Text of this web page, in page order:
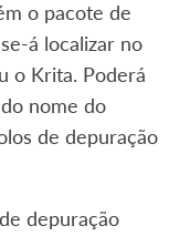
o pacote de
á localizar no
o Krita. Poderá
nome do
de depuração
depuração